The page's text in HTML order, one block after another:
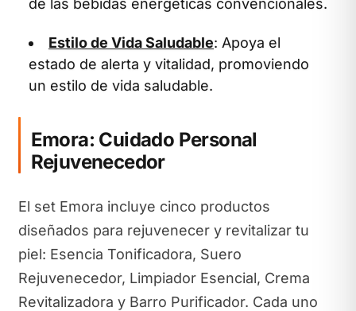
Estilo de Vida Saludable: Apoya el
estado de alerta y vitalidad, promoviendo
un estilo de vida saludable.
Emora: Cuidado Personal
Rejuvenecedor
El set Emora incluye cinco productos
diseñados para rejuvenecer y revitalizar tu
piel: Esencia Tonificadora, Suero
Rejuvenecedor, Limpiador Esencial, Crema
Revitalizadora y Barro Purificador. Cada uno